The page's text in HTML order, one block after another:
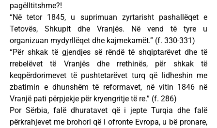
pagëlltitshme?!
“Në tetor 1845, u suprimuan zyrtarisht pashallëqet e
Tetovës, Shkupit dhe Vranjës. Në vend të tyre u
organizuan mydyrllëqet dhe kajmekamët.” (f. 330-331)
“Për shkak të gjendjes së rëndë të shqiptarëvet dhe të
rrebelëvet të Vranjës dhe rrethinës, për shkak të
keqpërdorimevet të pushtetarëvet turq që lidheshin me
zbatimin e dhunshëm të reformavet, në vitin 1846 në
Vranjë pati përpjekje për kryengritje të re.” (f. 286)
Por Sërbia, falë dhuratavet që i jepte Turqia dhe falë
përkrahjevet me brohori që i ofronte Evropa, u bë pronare,